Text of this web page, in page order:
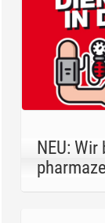
NEU: